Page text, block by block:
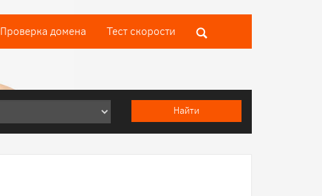
Проверка домена Тест скороcти